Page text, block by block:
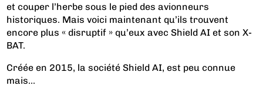
et couper l’herbe sous le pied des avionneurs
historiques. Mais voici maintenant qu’ils trouvent
encore plus « disruptif » qu’eux avec Shield AI et son X-
BAT.
Créée en 2015, la société Shield AI, est peu connue
mais...